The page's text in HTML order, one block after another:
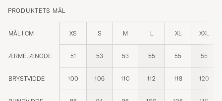
PRODUKTETS MÅL
MÅL I CM XS S M L XL XXL
ÆRMELÆNGDE 51 53 53 55 55 55
BRYSTVIDDE 100 106 110 112 118 120